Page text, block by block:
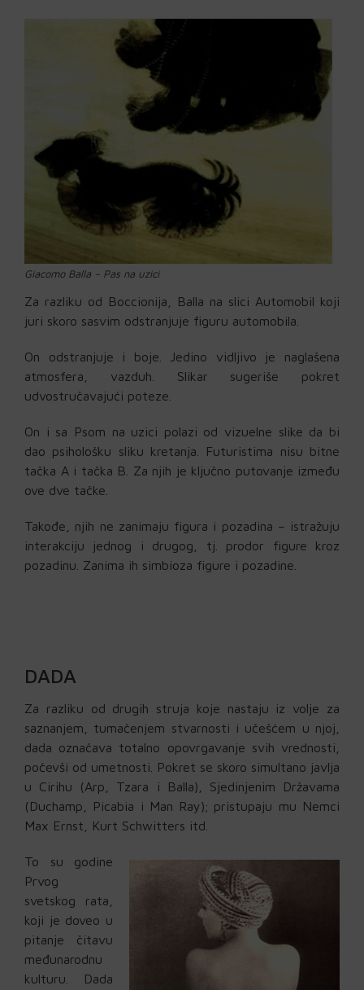
Giacomo Balla – Pas na uzici
Za razliku od Boccionija, Balla na slici Automobil koji
juri skoro sasvim odstranjuje figuru automobila.
On odstranjuje i boje. Jedino vidljivo je naglašena
atmosfera, vazduh. Slikar sugeriše pokret
udvostručavajući poteze.
On i sa Psom na uzici polazi od vizuelne slike da bi
dao psihološku sliku kretanja. Futuristima nisu bitne
tačka A i tačka B. Za njih je ključno putovanje između
ove dve tačke.
Takođe, njih ne zanimaju figura i pozadina – istražuju
interakciju jednog i drugog, tj. prodor figure kroz
pozadinu. Zanima ih simbioza figure i pozadine.
DADA
Za razliku od drugih struja koje nastaju iz volje za
saznanjem, tumačenjem stvarnosti i učešćem u njoj,
dada označava totalno opovrgavanje svih vrednosti,
počevši od umetnosti. Pokret se skoro simultano javlja
u Cirihu (Arp, Tzara i Balla), Sjedinjenim Državama
(Duchamp, Picabia i Man Ray); pristupaju mu Nemci
Max Ernst, Kurt Schwitters itd.
To su godine
Prvog
svetskog rata,
koji je doveo u
pitanje čitavu
međunarodnu
kulturu. Dada